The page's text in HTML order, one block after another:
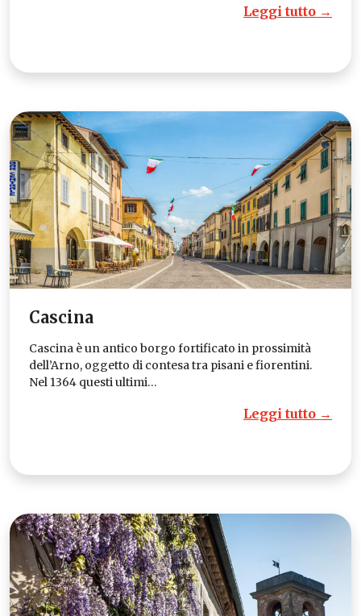
Leggi tutto →
Cascina
Cascina è un antico borgo fortificato in prossimità
dell’Arno, oggetto di contesa tra pisani e fiorentini.
Nel 1364 questi ultimi…
Leggi tutto →